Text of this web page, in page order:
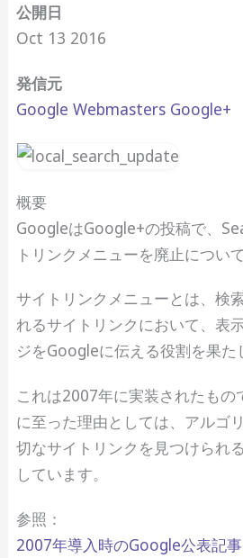
公開日
Oct 13 2016
発信元
Google Webmasters Google+
概要
GoogleはGoogle+の投稿で、
トリンクメニューを廃止につい
サイトリンクメニューとは、検
れるサイトリンクにおいて、表
ジをGoogleに伝える役割を果た
これは2007年に実装されたもの
に至った理由としては、アルゴ
切なサイトリンクを見つけられ
しています。
参照：
2007年導入時のGoogle公表記